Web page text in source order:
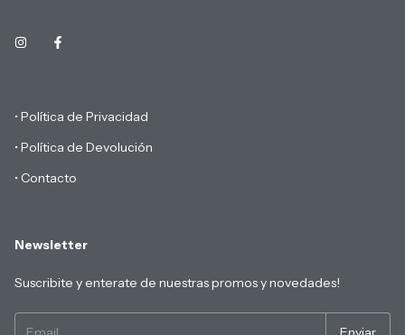
• Política de Privacidad
• Política de Devolución
• Contacto
Newsletter
Suscribite y enterate de nuestras promos y novedades!